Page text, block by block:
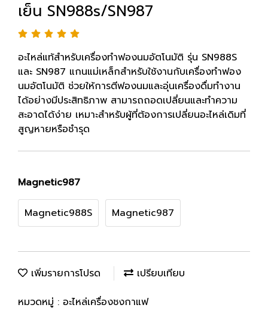
เย็น SN988s/SN987
อะไหล่แท้สำหรับเครื่องทำฟองนมอัตโนมัติ รุ่น SN988S
และ SN987 แกนแม่เหล็กสำหรับใช้งานกับเครื่องทำฟอง
นมอัตโนมัติ ช่วยให้การตีฟองนมและอุ่นเครื่องดื่มทำงาน
ได้อย่างมีประสิทธิภาพ สามารถถอดเปลี่ยนและทำความ
สะอาดได้ง่าย เหมาะสำหรับผู้ที่ต้องการเปลี่ยนอะไหล่เดิมที่
สูญหายหรือชำรุด
Magnetic987
Magnetic988S Magnetic987
เพิ่มรายการโปรด
เปรียบเทียบ
หมวดหมู่ : อะไหล่เครื่องชงกาแฟ